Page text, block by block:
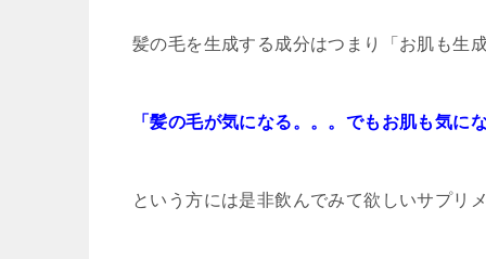
髪の毛を生成する成分はつまり「お肌も生
「髪の毛が気になる。。。でもお肌も気に
という方には是非飲んでみて欲しいサプリ